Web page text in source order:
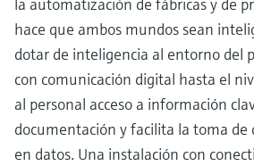
la automatización de fábricas y de
hace que ambos mundos sean
dotar de inteligencia al entorno del
con comunicación digital hasta el
al personal acceso a información
documentación y facilita la toma de
en datos. Una instalación con